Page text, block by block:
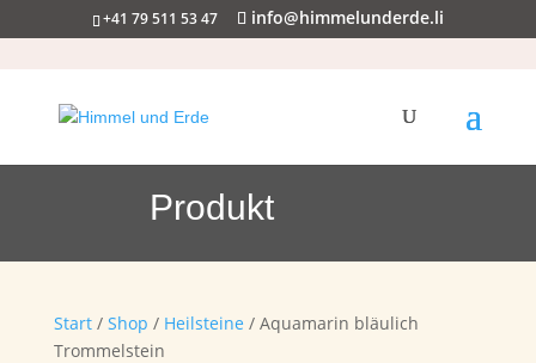
+41 79 511 53 47 info@himmelunderde.li
Produkt
Start/ Shop / Heilsteine / Aquamarin bläulich
Trommelstein